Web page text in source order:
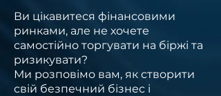
Ви цікавитеся фінансовими
ринками, але не хочете
самостійно торгувати на біржі та
ризикувати?
Ми розповімо вам, як створити
свій безпечний бізнес і